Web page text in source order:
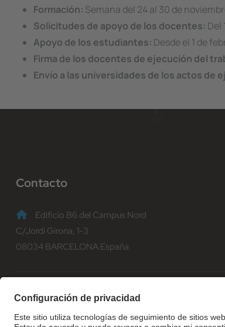
Formación: Semana del 24 al 30 de
Solicitudes de apoyo de los docentes: Del
Apoyo de los estudiantes: Desde el 1 de
Firma de los docentes de ejecución del
Envío a las universidades de los actos de
Contacto
Edificio B6 del Campus Nord
C/Jordi Girona, 1-3
08034 BARCELONA España
informacio@fib.upc.edu